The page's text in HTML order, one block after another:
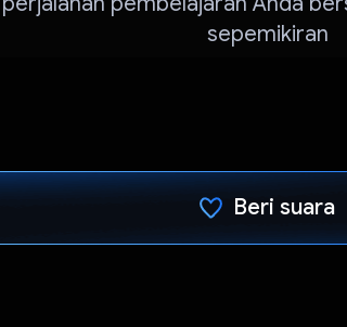
sepemikiran
Beri suara